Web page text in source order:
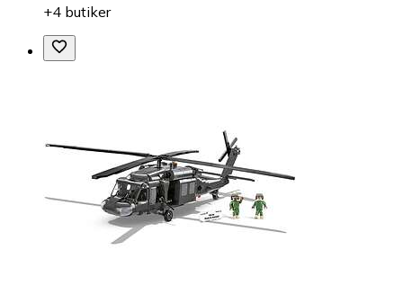
+4 butiker